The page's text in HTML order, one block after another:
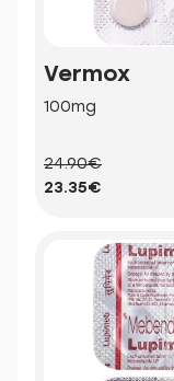
Vermox
100mg
24.90€
23.35€